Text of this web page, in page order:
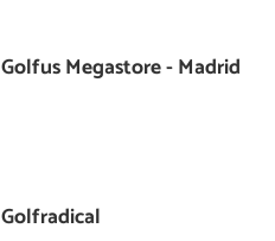
Golfus Megastore - Madrid
Golfradical